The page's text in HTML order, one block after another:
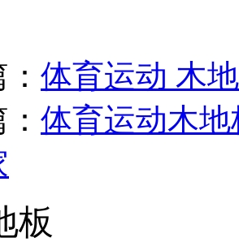
体育运动 木
体育运动木
板